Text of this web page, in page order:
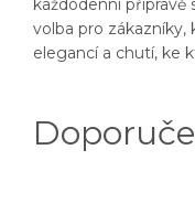
každodenní přípravě
volba pro
elegancí a chutí, ke